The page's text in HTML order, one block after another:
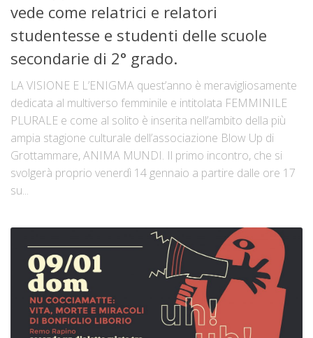
vede come relatrici e relatori
studentesse e studenti delle scuole
secondarie di 2° grado.
LA VISIONE E L’ENIGMA quest’anno è meravigliosamente
dedicata al multiverso femminile e intitolata FEMMINILE
PLURALE e come al solito è inserita nell’ambito della più
ampia stagione culturale dell’associazione Blow Up di
Grottammare, ANIMA MUNDI. Il primo incontro, che si
svolgerà proprio venerdì 14 gennaio a partire dalle ore 17
su...